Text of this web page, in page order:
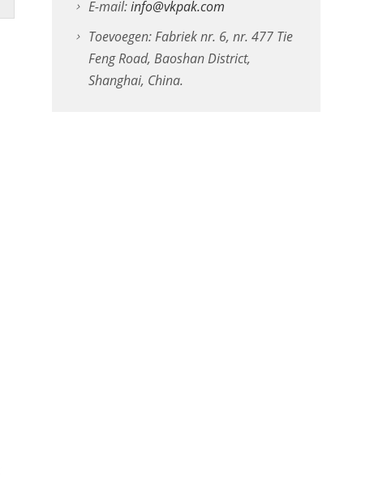
E-mail:info@vkpak.com
Toevoegen: Fabriek nr. 6, nr. 477 Tie
Feng Road, Baoshan District,
Shanghai, China.